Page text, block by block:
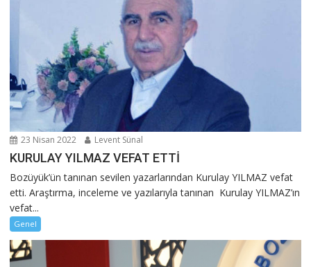
23 Nisan 2022 Levent Sünal
KURULAY YILMAZ VEFAT ETTİ
Bozüyük’ün tanınan sevilen yazarlarından Kurulay YILMAZ vefat
etti. Araştırma, inceleme ve yazılarıyla tanınan Kurulay YILMAZ’ın
vefat...
Genel